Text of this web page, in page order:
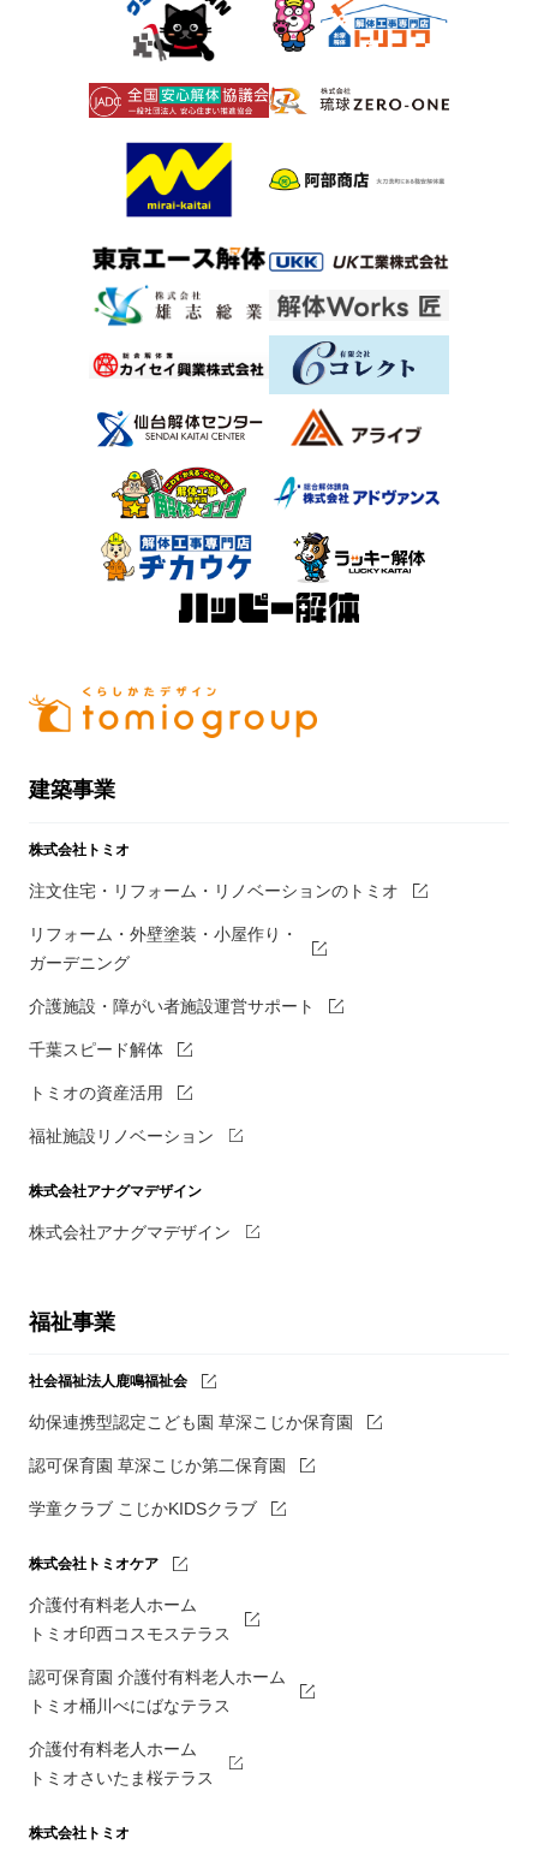
建築事業
株式会社トミオ
注文住宅・リフォーム・リノベーションのトミオ
リフォーム・外壁塗装・小屋作り・
ガーデニング
介護施設・障がい者施設運営サポート
千葉スピード解体
トミオの資産活用
福祉施設リノベーション
株式会社アナグマデザイン
株式会社アナグマデザイン
福祉事業
社会福祉法人鹿鳴福祉会
幼保連携型認定こども園 草深こじか保育園
認可保育園 草深こじか第二保育園
学童クラブ こじかKIDSクラブ
株式会社トミオケア
介護付有料老人ホーム
トミオ印西コスモステラス
認可保育園 介護付有料老人ホーム
トミオ桶川べにばなテラス
介護付有料老人ホーム
トミオさいたま桜テラス
株式会社トミオ